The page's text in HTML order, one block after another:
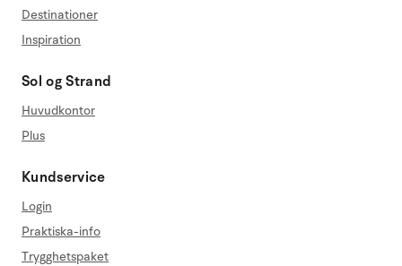
Destinationer
Inspiration
Sol og Strand
Huvudkontor
Plus
Kundservice
Login
Praktiska-info
Trygghetspaket